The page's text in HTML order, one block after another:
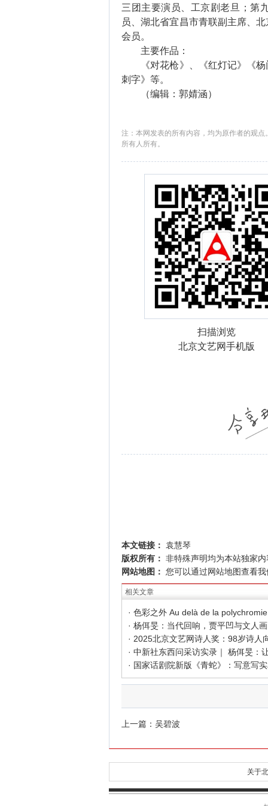
三团主要演员、工京剧老旦；第
员、湖北省宜昌市青联副主席、
会员。
主要作品：
《对花枪》、《红灯记》《杨
刺字》等。
（编辑：郭婧涵）
注：本网发表的所有内容，均为原作者的观
所有人所有。
扫描浏览
北京文艺网手机版
本文链接：
袁慧琴
版权所有： 非特殊声明均为本站独家
网站地图： 您可以通过网站地图查看
相关文章
上一篇： 吴碧波
关于